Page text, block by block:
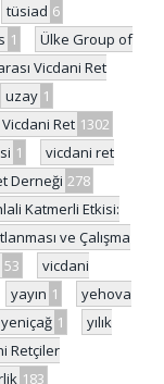
tüsiad 6
1
Ülke Group of
Vicdani Ret
uzay 1
Vicdani Ret 1302
1
vicdani ret
Derneği 278
Katmerli Etkisi:
ve Çalışma
53
vicdani
yayın 1
yehova
yeniçağ 1
yılık
Retçiler
183